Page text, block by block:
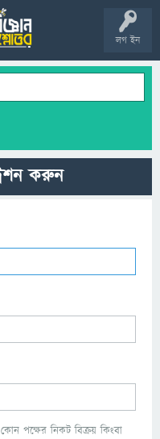
লগ ইন
করুন
পক্ষের নিকট বিক্রয় কিংবা